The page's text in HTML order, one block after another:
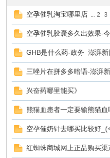
空孕催乳淘宝哪里店 ... 2 3
空孕催乳胶囊多久出效果-
GHB是什么药-政务_澎湃
三唑片在拼多多暗语-澎湃
兴奋药哪里能买》
熊猫血患者一定要输熊猫血
空孕催奶针去哪买比较好_(
红蜘蛛商城网上正品购买渠